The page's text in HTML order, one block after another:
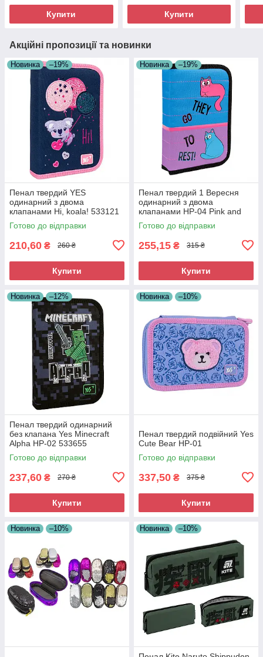
Купити Купити
Акційні пропозиції та новинки
Новинка –19%
Пенал твердий YES
одинарний з двома
клапанами Hi, koala! 533121
Готово до відправки
210,60 ₴ 260 ₴
Купити
Новинка –19%
Пенал твердий 1 Вересня
одинарний з двома
клапанами HP-04 Pink and
Blue
Готово до відправки
255,15 ₴ 315 ₴
Купити
Новинка –12%
Пенал твердий одинарний
без клапана Yes Minecraft
Alpha HP-02 533655
Готово до відправки
237,60 ₴ 270 ₴
Купити
Новинка –10%
Пенал твердий подвійний Yes
Cute Bear HP-01
Готово до відправки
337,50 ₴ 375 ₴
Купити
Новинка –10% Новинка –10%